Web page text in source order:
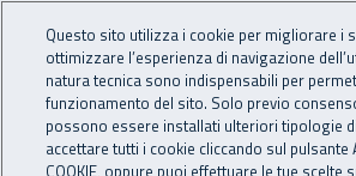
INAIL - Istituto
Navigazione
Questo sito utilizza i cookie per migliorare i
ottimizzare l’esperienza di navigazione
natura tecnica sono indispensabili per
funzionamento del sito. Solo previo
possono essere installati ulteriori tipologie
accettare tutti i cookie cliccando sul pulsante
COOKIE, oppure puoi effettuare le tue scelte